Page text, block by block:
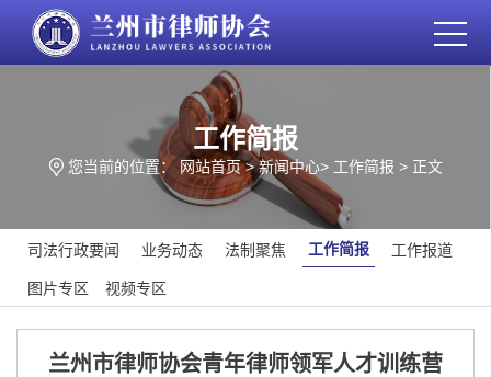
工作简报
您当前的位置：网站首页>新闻中心> 工作简报 > 正文
司法行政要闻 业务动态 法制聚焦 工作简报 工作报道
图片专区 视频专区
兰州市律师协会青年律师领军人才训练营